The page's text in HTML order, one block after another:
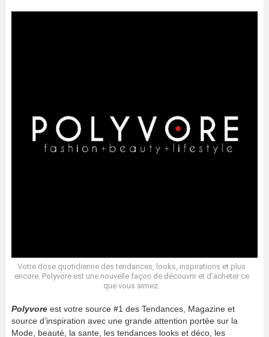
Votre dose quotidienne des tendances, looks, inspirations et plus
encore. Polyvore est une nouvelle façon de découvrir et d’acheter ce
que vous aimez.
Polyvore est votre source #1 des Tendances, Magazine et
source d’inspiration avec une grande attention portée sur la
Mode, beauté, la sante, les tendances looks et déco, les